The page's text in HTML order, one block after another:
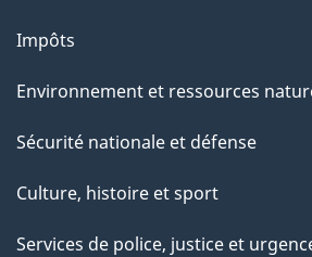
e
Impôts
Environnement et ressources
Sécurité nationale et défense
Culture, histoire et sport
Services de police, justice et